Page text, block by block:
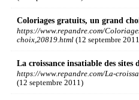
Coloriages gratuits, un grand
https://www.repandre.com/
choix,20819.html (12 septembre
La croissance insatiable des sites
https://www.repandre.com/La-
(12 septembre 2011)